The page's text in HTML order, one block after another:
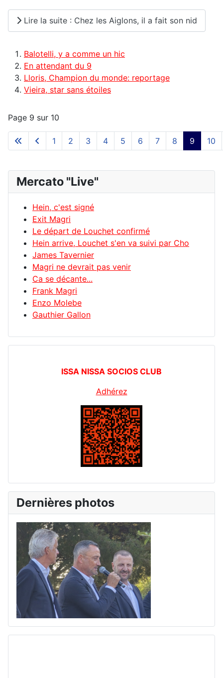
Lire la suite : Chez les Aiglons, il a fait son nid
Balotelli, y a comme un hic
En attendant du 9
Lloris, Champion du monde: reportage
Vieira, star sans étoiles
Page 9 sur 10
1 2 3 4 5 6 7 8 9 10
Mercato "Live"
Hein, c'est signé
Exit Magri
Le départ de Louchet confirmé
Hein arrive, Louchet s'en va suivi par Cho
James Tavernier
Magri ne devrait pas venir
Ca se décante...
Frank Magri
Enzo Molebe
Gauthier Gallon
ISSA NISSA SOCIOS CLUB
Adhérez
Dernières photos